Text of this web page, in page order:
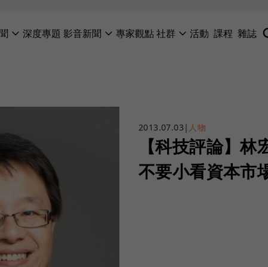
深度專題 影音新聞 專家觀點社群 活動 課程 雜誌
2013.07.03 | 人物
【科技評論】
不要小看資本市